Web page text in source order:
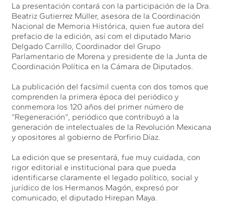
La presentación contará con la participación de la Dra.
Beatriz Gutierrez Müller, asesora de la Coordinación
Nacional de Memoria Histórica, quien fue autora del
prefacio de la edición, así com el diputado Mario
Delgado Carrillo, Coordinador del Grupo
Parlamentario de Morena y presidente de la Junta de
Coordinación Política en la Cámara de Diputados.
La publicación del facsímil cuenta con dos tomos que
comprenden la primera época del periódico y
conmemora los 120 años del primer número de
“Regeneración”, periódico que contribuyó a la
generación de intelectuales de la Revolución Mexicana
y opositores al gobierno de Porfirio Díaz.
La edición que se presentará, fue muy cuidada, con
rigor editorial e institucional para que pueda
identificarse claramente el legado político, social y
jurídico de los Hermanos Magón, expresó por
comunicado, el diputado Hirepan Maya.